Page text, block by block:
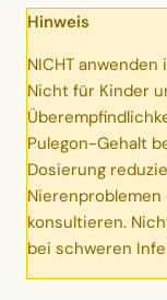
Hinweis
NICHT
Nicht für Kinder
Pulegon-Gehalt
Dosierung
konsultieren.
bei schweren